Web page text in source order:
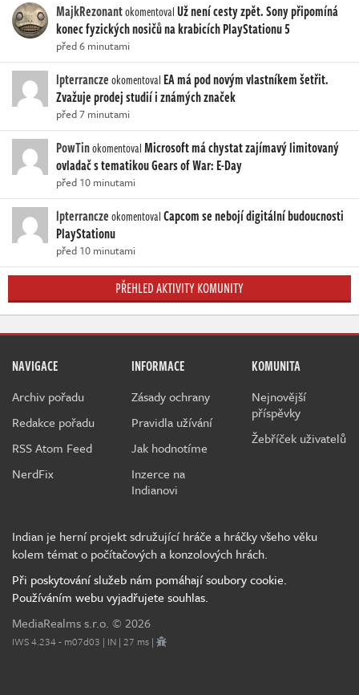
MajkRezonantokomentovalUž není cesty zpět. Sony připomíná
konec fyzických nosičů na krabicích PlayStationu 5
před 6 minutami
lpterranczeokomentoval EA má pod novým vlastníkem šetřit.
Zvažuje prodej studií i známých značek
před 7 minutami
PowTinokomentovalMicrosoft má chystat zajímavý limitovaný
ovladač s tematikou Gears of War: E-Day
před 10 minutami
lpterranczeokomentovalCapcom se nebojí digitální budoucnosti
PlayStationu
před 10 minutami
PŘEHLED AKTIVITY KOMUNITY
NAVIGACE
Archiv pořadu
Redakce pořadu
RSS Atom Feed
NerdFix
INFORMACE
Zásady ochrany
Pravidla užívání
Jak hodnotíme
Inzerce na
Indianovi
KOMUNITA
Nejnovější
příspěvky
Žebříček uživatelů
Indian je herní projekt sdružující hráče a hráčky všeho věku
kolem témat o počítačových a konzolových hrách.
Při poskytování služeb nám pomáhají soubory cookie.
Používáním webu vyjadřujete souhlas.
MediaRealms s.r.o. © 2026
IWS 4.234 - m07d03 | IN | 27 ms |